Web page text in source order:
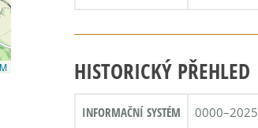
HISTORICKÝ PŘEHLED
INFORMAČNÍ SYSTÉM 0000–2025